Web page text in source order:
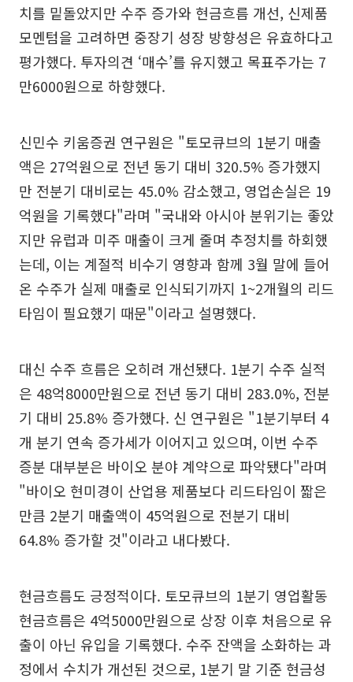
치를 밑돌았지만 수주 증가와 현금흐름 개선, 신제품
모멘텀을 고려하면 중장기 성장 방향성은 유효하다고
평가했다. 투자의견 ‘매수’를 유지했고 목표주가는 7
만6000원으로 하향했다.
신민수 키움증권 연구원은 "토모큐브의 1분기 매출
액은 27억원으로 전년 동기 대비 320.5% 증가했지
만 전분기 대비로는 45.0% 감소했고, 영업손실은 19
억원을 기록했다"라며 "국내와 아시아 분위기는 좋았
지만 유럽과 미주 매출이 크게 줄며 추정치를 하회했
는데, 이는 계절적 비수기 영향과 함께 3월 말에 들어
온 수주가 실제 매출로 인식되기까지 1~2개월의 리드
타임이 필요했기 때문"이라고 설명했다.
대신 수주 흐름은 오히려 개선됐다. 1분기 수주 실적
은 48억8000만원으로 전년 동기 대비 283.0%, 전분
기 대비 25.8% 증가했다. 신 연구원은 "1분기부터 4
개 분기 연속 증가세가 이어지고 있으며, 이번 수주
증분 대부분은 바이오 분야 계약으로 파악됐다"라며
"바이오 현미경이 산업용 제품보다 리드타임이 짧은
만큼 2분기 매출액이 45억원으로 전분기 대비
64.8% 증가할 것"이라고 내다봤다.
현금흐름도 긍정적이다. 토모큐브의 1분기 영업활동
현금흐름은 4억5000만원으로 상장 이후 처음으로 유
출이 아닌 유입을 기록했다. 수주 잔액을 소화하는 과
정에서 수치가 개선된 것으로, 1분기 말 기준 현금성